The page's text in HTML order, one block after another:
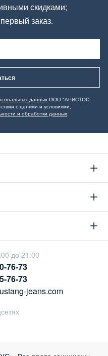
скидками;
заказ.
данных ООО "АРИСТОС
с целями и условиями,
и обработки данных.
до 21:00
76-73
76-73
jeans.com